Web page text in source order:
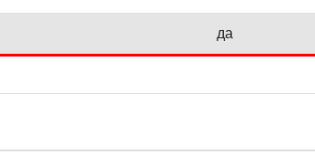
да